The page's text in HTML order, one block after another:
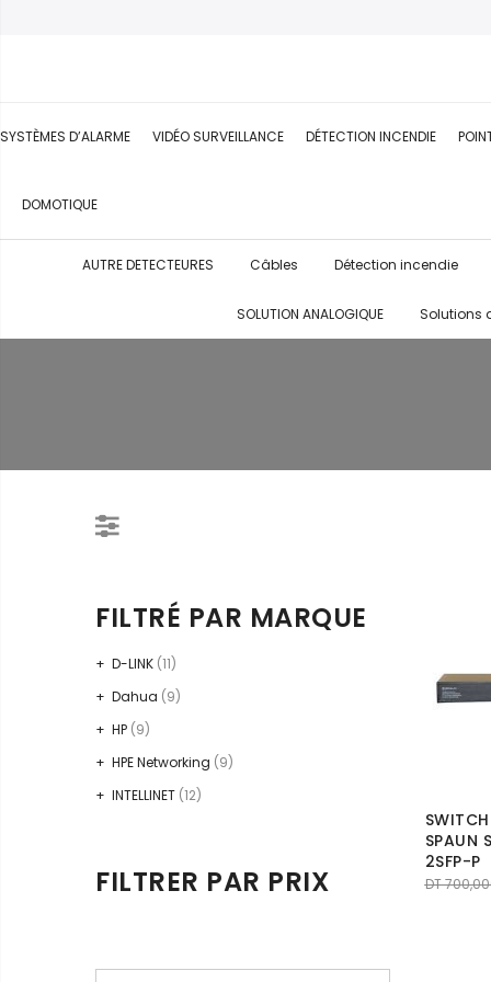
SYSTÈMES D’ALARME VIDÉO SURVEILLANCE DÉTECTION INCENDIE
DOMOTIQUE
AUTRE DETECTEURES Câbles Détection incendie
SOLUTION ANALOGIQUE Solutions
SPAUN
2SFP-P
DT
FILTRÉ PAR MARQUE
D-LINK (11)
Dahua (9)
HP (9)
HPE Networking (9)
INTELLINET (12)
FILTRER PAR PRIX